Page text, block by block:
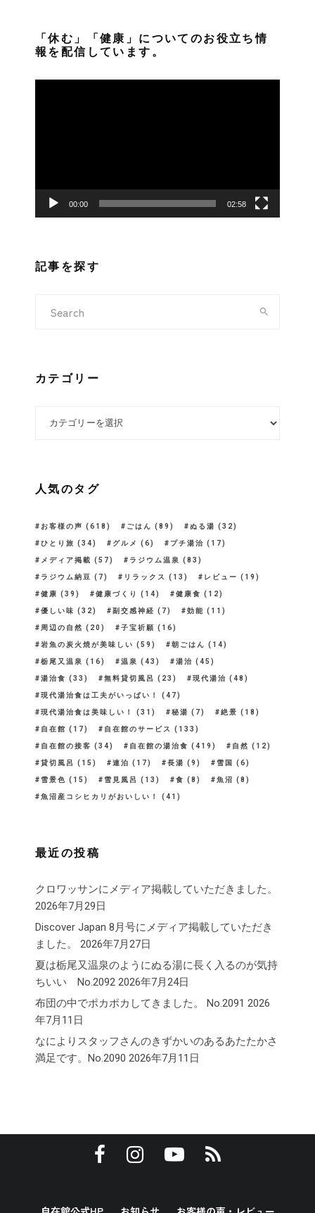
「休む」「健康」についてのお役立ち情
報を配信しています。
ー
00:00 02:58
記事を探す
カテゴリー
人気のタグ
お客様の声 (618) ごはん (89) ぬる湯 (32)
ひとり旅 (34) グルメ (6) プチ湯治 (17)
メディア掲載 (57) ラジウム温泉 (83)
ラジウム納豆 (7) リラックス (13) レビュー (19)
健康 (39) 健康づくり (14) 健康食 (12)
優しい味 (32) 副交感神経 (7) 効能 (11)
周辺の自然 (20) 子宝祈願 (16)
岩魚の炭火焼が美味しい (59) 朝ごはん (14)
栃尾又温泉 (16) 温泉 (43) 湯治 (45)
湯治食 (33) 無料貸切風呂 (23) 現代湯治 (48)
現代湯治食は工夫がいっぱい！ (47)
現代湯治食は美味しい！ (31) 秘湯 (7) 絶景 (18)
自在館 (17) 自在館のサービス (133)
自在館の接客 (34) 自在館の湯治食 (419) 自然 (12)
貸切風呂 (15) 連泊 (17) 長湯 (9) 雪国 (6)
雪景色 (15) 雪見風呂 (13) 食 (8) 魚沼 (8)
魚沼産コシヒカリがおいしい！ (41)
最近の投稿
クロワッサンにメディア掲載していただきました。
2026年7月29日
Discover Japan 8月号にメディア掲載していただき
ました。
2026年7月27日
夏は栃尾又温泉のようにぬる湯に長く入るのが気持
ちいい No.2092 2026年7月24日
布団の中でポカポカしてきました。 No.2091 2026
年7月11日
なによりスタッフさんのきずかいのあるあたたかさ
満足です。No.2090 2026年7月11日